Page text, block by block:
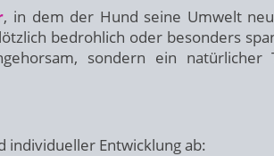
, in dem der Hund seine Umwelt
bedrohlich oder besonders
sondern ein natürlicher
individueller Entwicklung ab: